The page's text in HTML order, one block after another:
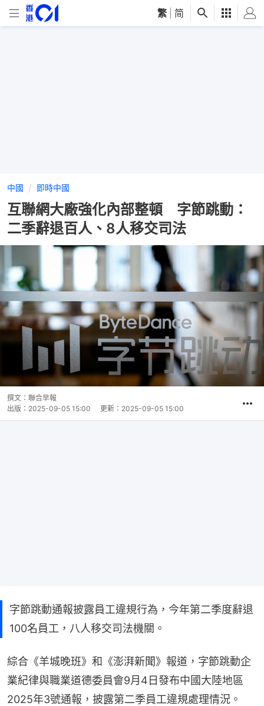
繁 简
中國 即時中國
互聯網大廠強化內部整頓 字節跳動：
二季辭退百人、8人移交司法
撰文： 聯合早報
出版： 2025-09-05 15:00 更新： 2025-09-05 15:00
字節跳動通報披露員工違規行為，今年第二季度辭退
100名員工，八人移交司法機關。
綜合《羊城晚班》和《澎湃新聞》報道，字節跳動企
業紀律與職業道德委員會9月4日發布中國大陸地區
2025年3號通報，披露第二季員工違規處理情況。